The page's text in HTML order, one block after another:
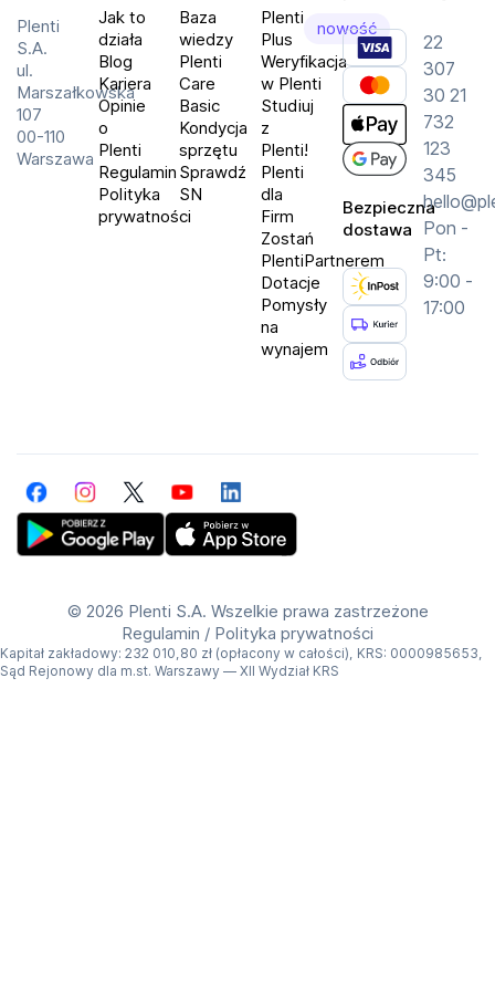
Wybierz monitor, który dba o planetę, nie rezygnując
z najwyższej jakości i wydajności.
Specyfikacja
Ekran:
Przeznaczenie:
Częstotliwość odświeżania:
Czas reakcji:
Jasność:
Audio, USB x 3, HDMI x 2, DisplayPort x 1
Plenti
S.A.
ul.
Marszałkowska
107
00-110
Warszawa
Jak to
działa
Blog
Kariera
Opinie
o
Plenti
Regulamin
Polityka
prywatności
Baza
wiedzy
Plenti
Care
Basic
Kondycja
sprzętu
Sprawdź
SN
Plenti
Plus
nowość
Weryfikacja
w Plenti
Studiuj
z
Plenti!
Plenti
dla
Firm
Zostań
PlentiPartnerem
Dotacje
Pomysły
na
wynajem
Bezpieczna
dostawa
22
307
30 21
732
123
345
Pon -
Pt:
9:00 -
17:00
FacebookInstagramTwitterYouTubeLinkedIn
© 2026 Plenti S.A. Wszelkie prawa zastrzeżone
Regulamin / Polityka prywatności
Kapitał zakładowy: 232 010,80 zł (opłacony w całości), KRS: 0000985653,
Sąd Rejonowy dla m.st. Warszawy — XII Wydział KRS